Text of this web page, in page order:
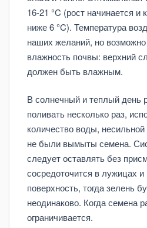
16-21 °C (рост начинается и
ниже 6 °C). Температура
наших желаний, но возможно
влажность почвы: верхний
должен быть влажным.
В солнечный и теплый день
поливать несколько раз,
количество воды,
не были вымыты семена.
следует оставлять без
сосредоточится в лужицах
поверхность, тогда зелень
неодинаково. Когда семена
ограничивается.